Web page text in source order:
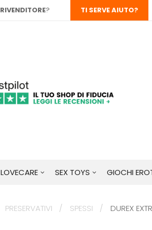
RIVENDITORE? TI SERVE AIUTO?
LOVECARE SEX TOYS GIOCHI
PRESERVATIVI SPESSI DUREX